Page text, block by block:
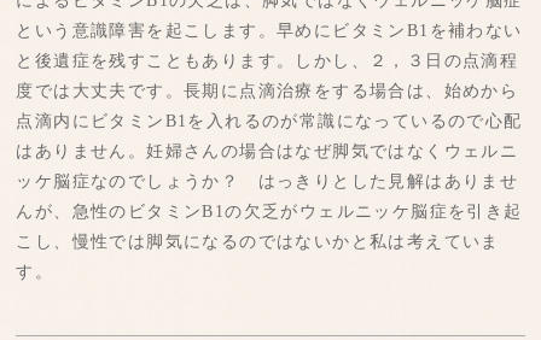
という意識障害を起こします。早めにビタミンB1を補わない
と後遺症を残すこともあります。しかし、２，３日の点滴程
度では大丈夫です。長期に点滴治療をする場合は、始めから
点滴内にビタミンB1を入れるのが常識になっているので心配
はありません。妊婦さんの場合はなぜ脚気ではなくウェルニ
ッケ脳症なのでしょうか？ はっきりとした見解はありませ
んが、急性のビタミンB1の欠乏がウェルニッケ脳症を引き起
こし、慢性では脚気になるのではないかと私は考えていま
す。